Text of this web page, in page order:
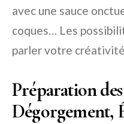
avec une sauce
coques… Les
parler votre
Préparation
Dégorgement,